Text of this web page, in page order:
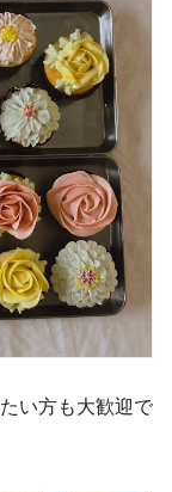
い方も大歓迎で